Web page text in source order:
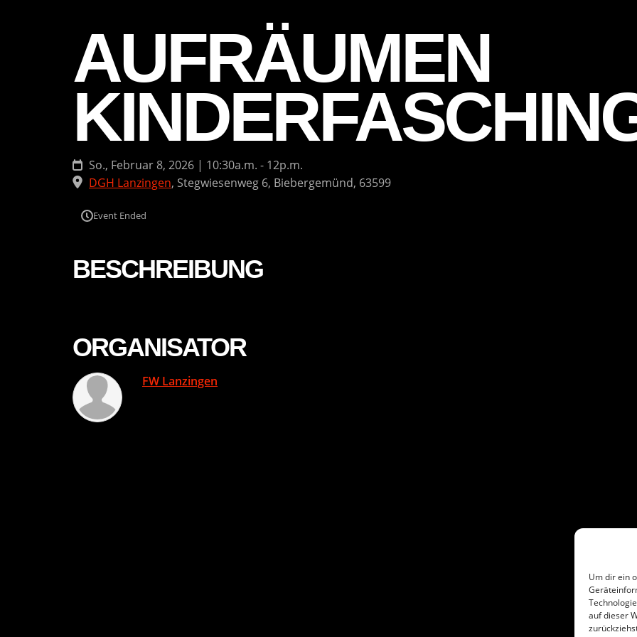
Um dir ein
auf dieser
AUFRÄUMEN
So., Februar 8, 2026 | 10:30a.m. - 12p.m.
DGH Lanzingen, Stegwiesenweg 6, Biebergemünd, 63599
Event Ended
BESCHREIBUNG
ORGANISATOR
FW Lanzingen